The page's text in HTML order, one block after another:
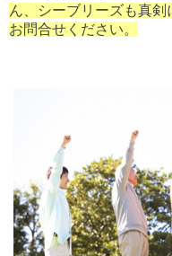
ん、シーブリーズも真
お問合せください。